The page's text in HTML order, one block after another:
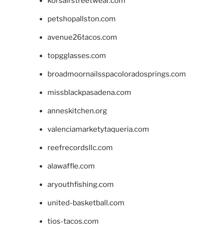
petshopallston.com
avenue26tacos.com
topgglasses.com
broadmoornailsspacoloradosprings.com
missblackpasadena.com
anneskitchen.org
valenciamarketytaqueria.com
reefrecordsllc.com
alawaffle.com
aryouthfishing.com
united-basketball.com
tios-tacos.com